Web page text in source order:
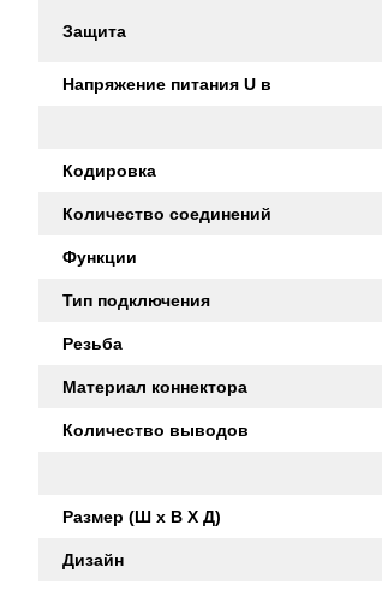
Защита
Напряжение питания U в
Кодировка
Количество соединений
Функции
Тип подключения
Резьба
Материал коннектора
Количество выводов
Размер (Ш x В X Д)
Дизайн